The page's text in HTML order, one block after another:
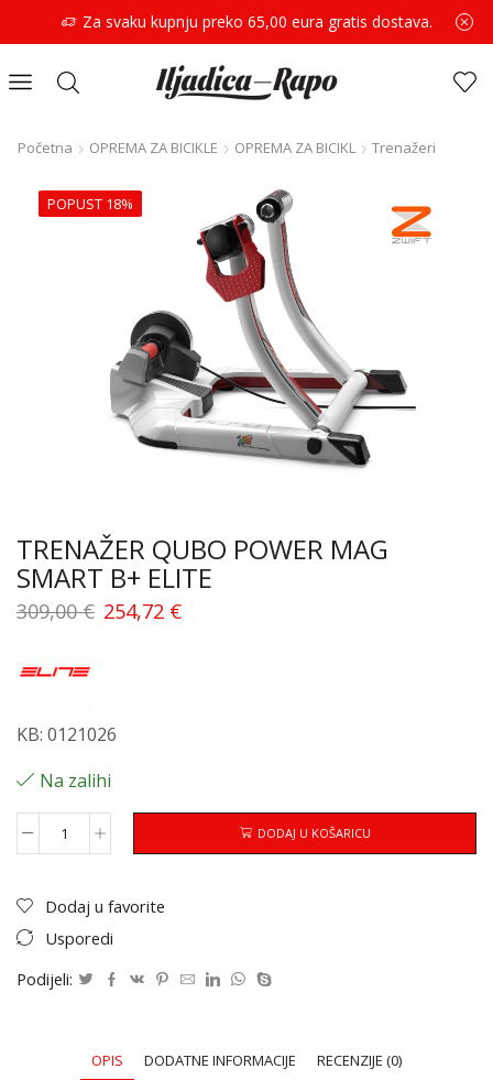
Za svaku kupnju preko 65,00 eura gratis dostava.
Početna OPREMA ZA BICIKLE OPREMA ZA BICIKL Trenažeri
POPUST 18%
TRENAŽER QUBO POWER MAG
SMART B+ ELITE
309,00€ 254,72 €
KB: 0121026
Na zalihi
DODAJ U KOŠARICU
Dodaj u favorite
Usporedi
Podijeli:
OPIS DODATNE INFORMACIJE RECENZIJE (0)